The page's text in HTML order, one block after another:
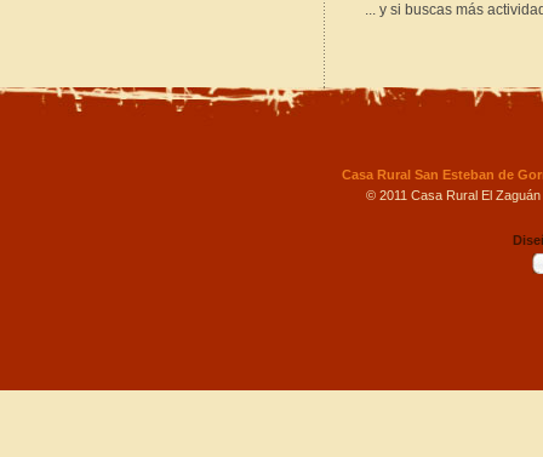
... y si buscas más
Casa Rural San Esteban de
© 2011 Casa Rural El